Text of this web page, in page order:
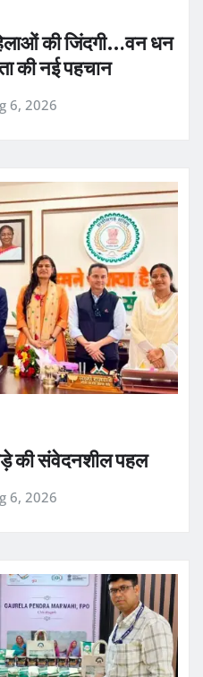
की जिंदगी…वन धन
की नई पहचान
6, 2026
की संवेदनशील पहल
6, 2026